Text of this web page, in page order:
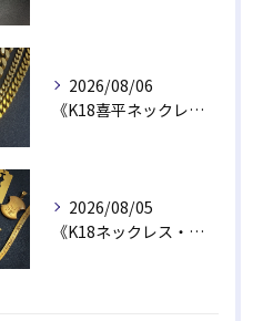
2026/08/06
《K18喜平ネックレス・ブレスレット》
2026/08/05
《K18ネックレス・トップ》